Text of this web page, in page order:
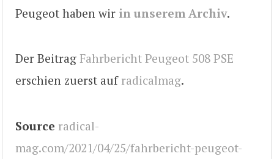
Peugeot haben wir in unserem Archiv.
Der Beitrag Fahrbericht Peugeot 508 PSE
erschien zuerst auf radicalmag.
Source radical-
mag.com/2021/04/25/fahrbericht-peugeot-